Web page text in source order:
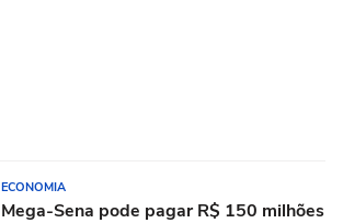
ECONOMIA
Mega-Sena pode pagar R$ 150 milhões